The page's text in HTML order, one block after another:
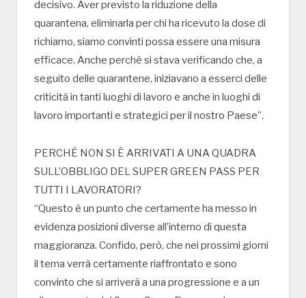
decisivo. Aver previsto la riduzione della
quarantena, eliminarla per chi ha ricevuto la dose di
richiamo, siamo convinti possa essere una misura
efficace. Anche perché si stava verificando che, a
seguito delle quarantene, iniziavano a esserci delle
criticità in tanti luoghi di lavoro e anche in luoghi di
lavoro importanti e strategici per il nostro Paese”.
PERCHÉ NON SI È ARRIVATI A UNA QUADRA
SULL’OBBLIGO DEL SUPER GREEN PASS PER
TUTTI I LAVORATORI?
“Questo è un punto che certamente ha messo in
evidenza posizioni diverse all’interno di questa
maggioranza. Confido, però, che nei prossimi giorni
il tema verrà certamente riaffrontato e sono
convinto che si arriverà a una progressione e a un